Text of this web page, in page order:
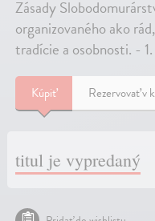
Zásady
organizovaného ako
tradície a osobnosti. -
Kúpiť Rezervovať v
titul je vypredaný